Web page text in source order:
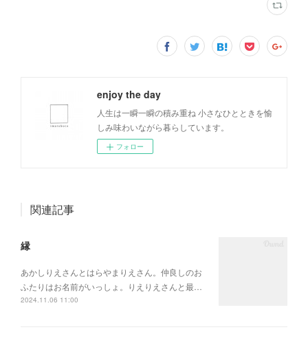
enjoy the day
人生は一瞬一瞬の積み重ね 小さなひとときを愉
しみ味わいながら暮らしています。
フォロー
関連記事
縁
あかしりえさんとはらやまりえさん。仲良しのお
ふたりはお名前がいっしょ。りえりえさんと最…
2024.11.06 11:00